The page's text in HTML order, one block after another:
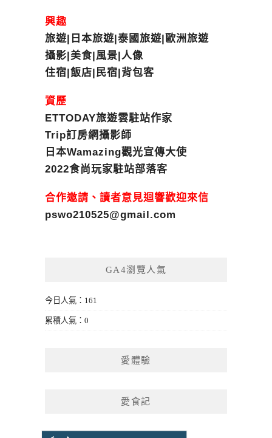
興趣
旅遊|日本旅遊|泰國旅遊|歐洲旅遊
攝影|美食|風景|人像
住宿|飯店|民宿|背包客
資歷
ETTODAY旅遊雲駐站作家
Trip訂房網攝影師
日本Wamazing觀光宣傳大使
2022食尚玩家駐站部落客
合作邀請、讀者意見迴響歡迎來信
pswo210525@gmail.com
GA4瀏覽人氣
今日人氣：161
累積人氣：0
愛體驗
愛食記